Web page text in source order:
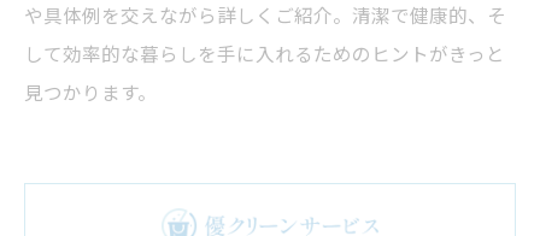
や具体例を交えながら詳しくご紹介。清潔で健康的、そ
して効率的な暮らしを手に入れるためのヒントがきっと
見つかります。